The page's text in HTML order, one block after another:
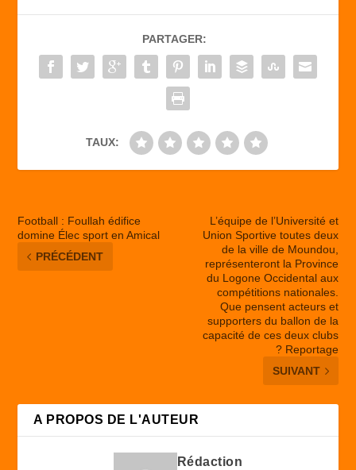
b
o
o
d
o
n
er
PARTAGER:
TAUX:
Football : Foullah édifice
domine Élec sport en Amical
PRÉCÉDENT
L’équipe de l’Université et
Union Sportive toutes deux
de la ville de Moundou,
représenteront la Province
du Logone Occidental aux
compétitions nationales.
Que pensent acteurs et
supporters du ballon de la
capacité de ces deux clubs
? Reportage
SUIVANT
A PROPOS DE L'AUTEUR
Rédaction